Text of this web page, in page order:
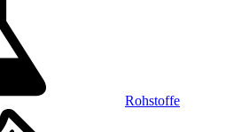
Rohstoffe